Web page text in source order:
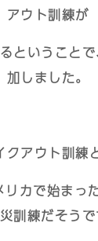
アウト訓練が
ということ
加しました。
クアウト訓練
カで始まっ
訓練だそうで